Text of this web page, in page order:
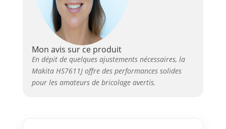
lorsqu'il est utilisé
avec un
séparément)
Extrémité plate du
boîtier du moteur
Grande gâchette à
Mon avis sur ce produit
En dépit de quelques ajustements nécessaires, la
Makita HS7611J offre des performances solides
pour les amateurs de bricolage avertis.